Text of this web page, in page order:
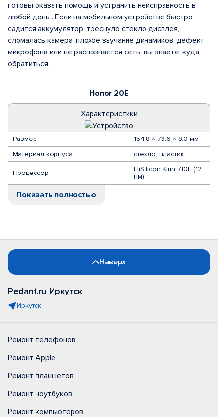
Honor 20E
Характеристики
Размер
154.8 × 73.6 × 8.0 мм
Материал корпуса
стекло, пластик
Процессор
HiSilicon Kirin 710F (12
нм)
Показать полностью
готовы оказать помощь и устранить неисправность в
любой день . Если на мобильном устройстве быстро
садится аккумулятор, треснуло стекло дисплея,
сломалась камера, плохое звучание динамиков, дефект
микрофона или не распознается сеть, вы знаете, куда
обратиться.
Наверх
Pedant.ru Иркутск
Иркутск
Ремонт телефонов
Ремонт Apple
Ремонт планшетов
Ремонт ноутбуков
Ремонт компьютеров